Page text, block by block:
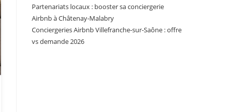
Partenariats locaux : booster sa conciergerie
Airbnb à Châtenay-Malabry
Conciergeries Airbnb Villefranche-sur-Saône : offre
vs demande 2026